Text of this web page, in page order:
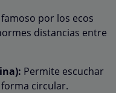
famoso por los ecos
distancias entre
Permite escuchar
circular.